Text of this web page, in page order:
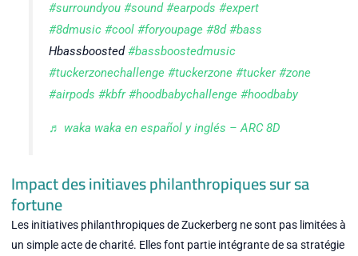
#surroundyou #sound #earpods #expert
#8dmusic #cool #foryoupage #8d #bass
Hbassboosted#bassboostedmusic
#tuckerzonechallenge #tuckerzone #tucker #zone
#airpods #kbfr #hoodbabychallenge #hoodbaby
♬ waka waka en español y inglés – ARC 8D
Impact des initiaves philanthropiques sur sa
fortune
Les initiatives philanthropiques de Zuckerberg ne sont pas limitées à
un simple acte de charité. Elles font partie intégrante de sa stratégie